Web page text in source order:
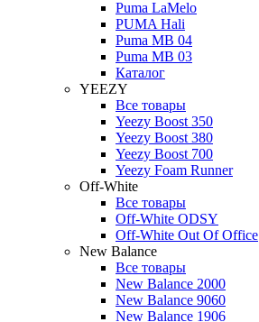
Puma LaMelo
PUMA Hali
Puma MB 04
Puma MB 03
Каталог
YEEZY
Все товары
Yeezy Boost 350
Yeezy Boost 380
Yeezy Boost 700
Yeezy Foam Runner
Off-White
Все товары
Off-White ODSY
Off-White Out Of Office
New Balance
Все товары
New Balance 2000
New Balance 9060
New Balance 1906